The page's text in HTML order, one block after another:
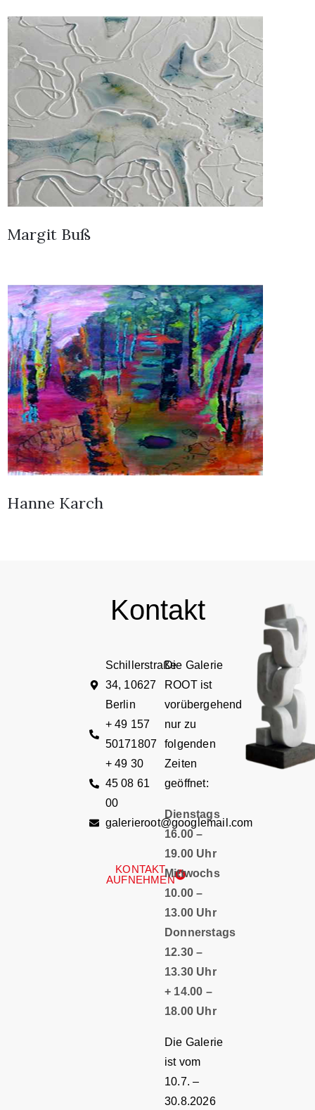
Margit Buß
Hanne Karch
Kontakt
Schillerstraße
34, 10627
Berlin
+ 49 157
50171807
+ 49 30
45 08 61
00
galerieroot@googlemail.com
KONTAKT
AUFNEHMEN
Die Galerie
ROOT ist
vorübergehend
nur zu
folgenden
Zeiten
geöffnet:
Dienstags
16.00 –
19.00 Uhr
Mittwochs
10.00 –
13.00 Uhr
Donnerstags
12.30 –
13.30 Uhr
+ 14.00 –
18.00 Uhr
Die Galerie
ist vom
10.7. –
30.8.2026